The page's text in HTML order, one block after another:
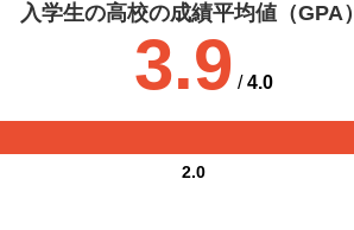
入学生の高校の成績平均値（GPA）
3.9 /4.0
2.0